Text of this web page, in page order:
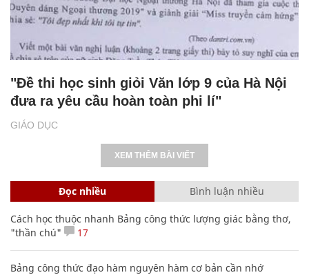
GIÁO DỤC
"Đề thi học sinh giỏi Văn lớp 9 của Hà Nội
đưa ra yêu cầu hoàn toàn phi lí"
XEM THÊM BÀI VIẾT
Đọc nhiều Bình luận nhiều
Cách học thuộc nhanh Bảng công thức lượng giác bằng thơ,
"thần chú"
17
Bảng công thức đạo hàm nguyên hàm cơ bản cần nhớ